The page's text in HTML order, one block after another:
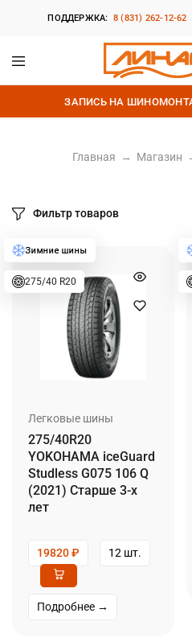
ПОДДЕРЖКА: 8 (831) 262-12-62
Линарис
Продажа
шин,
дисков
и
ЗАПИСЬ НА
Главная → Магазин
Фильтр товаров
275/40 R20
Легковые шины
275/40R20
YOKOHAMA iceGuard
Studless G075 106 Q
(2021) Старше 3-х
лет
19820₽ 12 шт.
Подробнее →